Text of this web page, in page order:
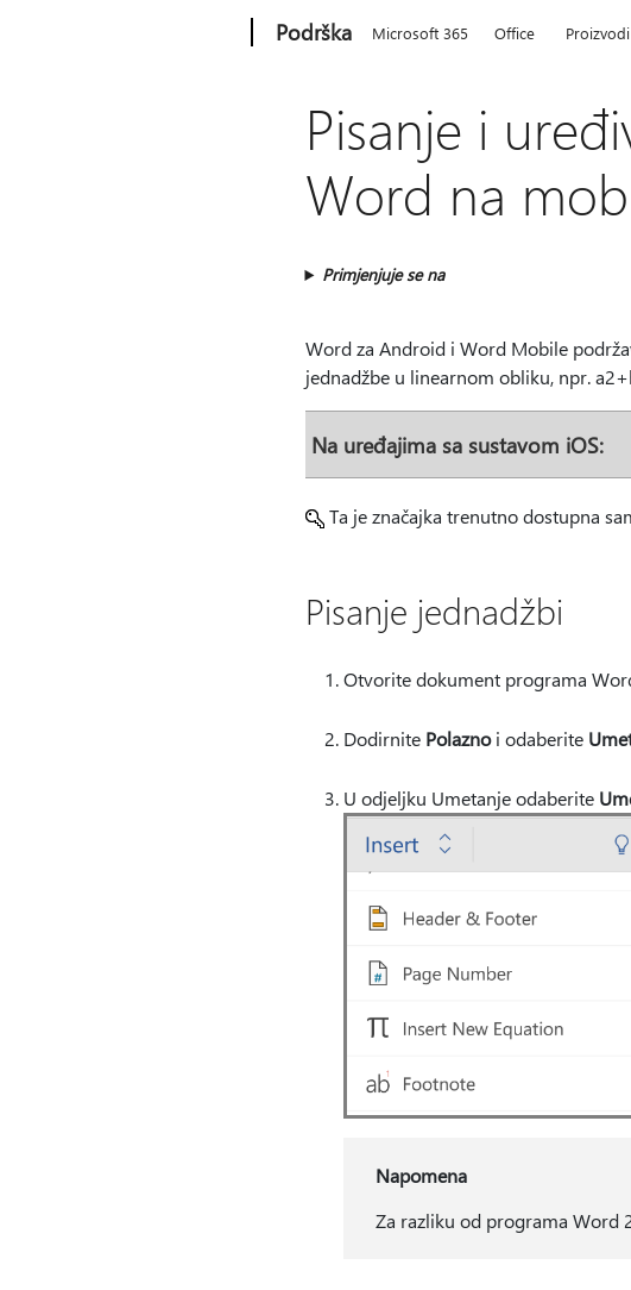
Podrška Microsoft 365 Office Proizvodi
Pisanje i
Word na
Primjenjuje se na
Word za Android i Word Mobile
jednadžbe u linearnom obliku, npr.
Na uređajima sa sustavom iOS:
Ta je značajka trenutno dostupna
Pisanje jednadžbi
Otvorite dokument programa
Dodirnite Polaznoi odaberite
U odjeljku Umetanje odaberite
Napomena
Za razliku od programa Word